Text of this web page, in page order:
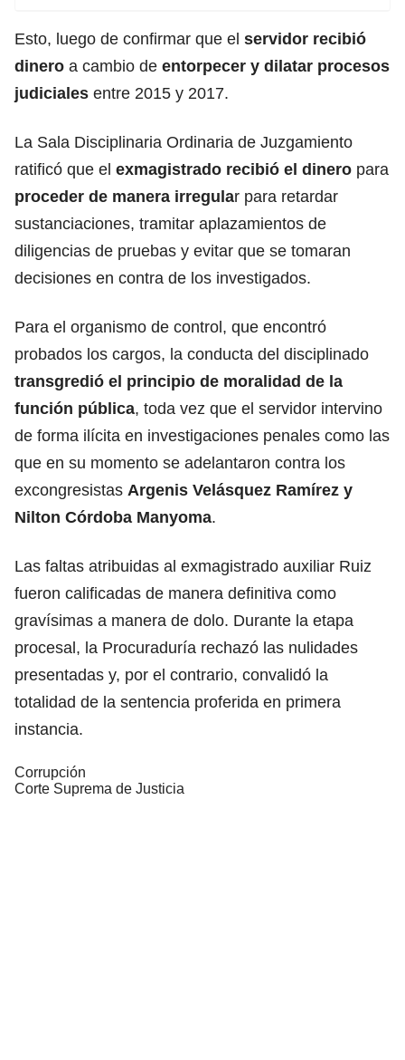
Esto, luego de confirmar que el servidor recibió
dinero a cambio de entorpecer y dilatar procesos
judiciales entre 2015 y 2017.
La Sala Disciplinaria Ordinaria de Juzgamiento
ratificó que el exmagistrado recibió el dinero para
proceder de manera irregular para retardar
sustanciaciones, tramitar aplazamientos de
diligencias de pruebas y evitar que se tomaran
decisiones en contra de los investigados.
Para el organismo de control, que encontró
probados los cargos, la conducta del disciplinado
transgredió el principio de moralidad de la
función pública, toda vez que el servidor intervino
de forma ilícita en investigaciones penales como las
que en su momento se adelantaron contra los
excongresistas Argenis Velásquez Ramírez y
Nilton Córdoba Manyoma.
Las faltas atribuidas al exmagistrado auxiliar Ruiz
fueron calificadas de manera definitiva como
gravísimas a manera de dolo. Durante la etapa
procesal, la Procuraduría rechazó las nulidades
presentadas y, por el contrario, convalidó la
totalidad de la sentencia proferida en primera
instancia.
Corrupción
Corte Suprema de Justicia